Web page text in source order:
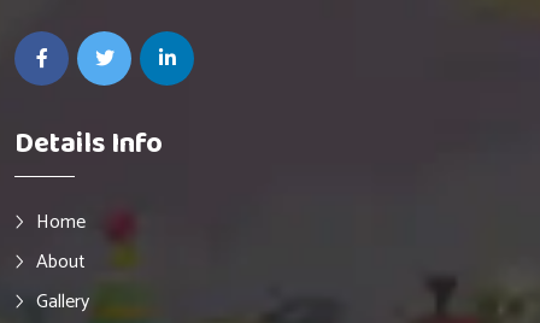
Details Info
Home
About
Gallery